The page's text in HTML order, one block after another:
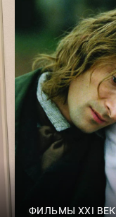
ФИЛЬМЫ XXI